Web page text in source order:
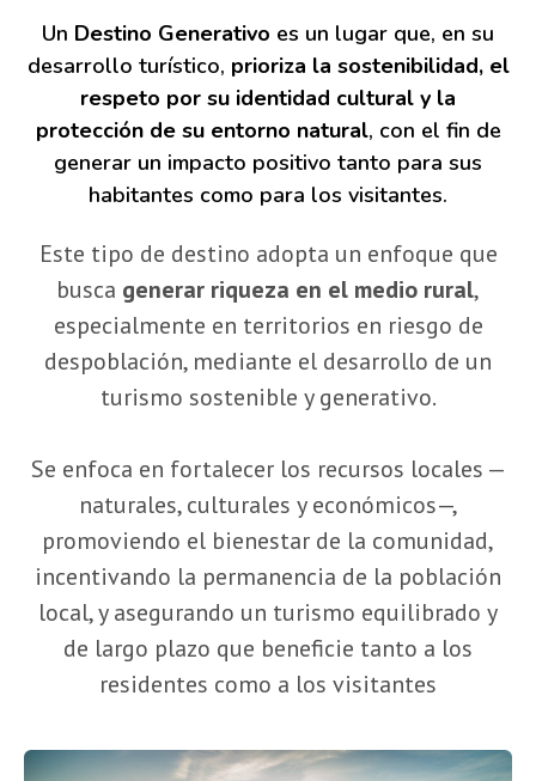
Un Destino Generativo es un lugar que, en su
desarrollo turístico, prioriza la sostenibilidad, el
respeto por su identidad cultural y la
protección de su entorno natural, con el fin de
generar un impacto positivo tanto para sus
habitantes como para los visitantes.
Este tipo de destino adopta un enfoque que
busca generar riqueza en el medio rural,
especialmente en territorios en riesgo de
despoblación, mediante el desarrollo de un
turismo sostenible y generativo.
Se enfoca en fortalecer los recursos locales —
naturales, culturales y económicos—,
promoviendo el bienestar de la comunidad,
incentivando la permanencia de la población
local, y asegurando un turismo equilibrado y
de largo plazo que beneficie tanto a los
residentes como a los visitantes